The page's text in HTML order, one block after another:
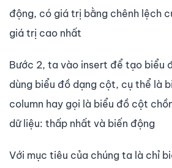
động, có giá trị bằng chênh lệch
giá trị cao nhất
Bước 2, ta vào insert để tạo biểu
dùng biểu đồ dạng cột, cụ thể là
column hay gọi là biểu đồ cột
dữ liệu: thấp nhất và biến động
Với mục tiêu của chúng ta là chỉ